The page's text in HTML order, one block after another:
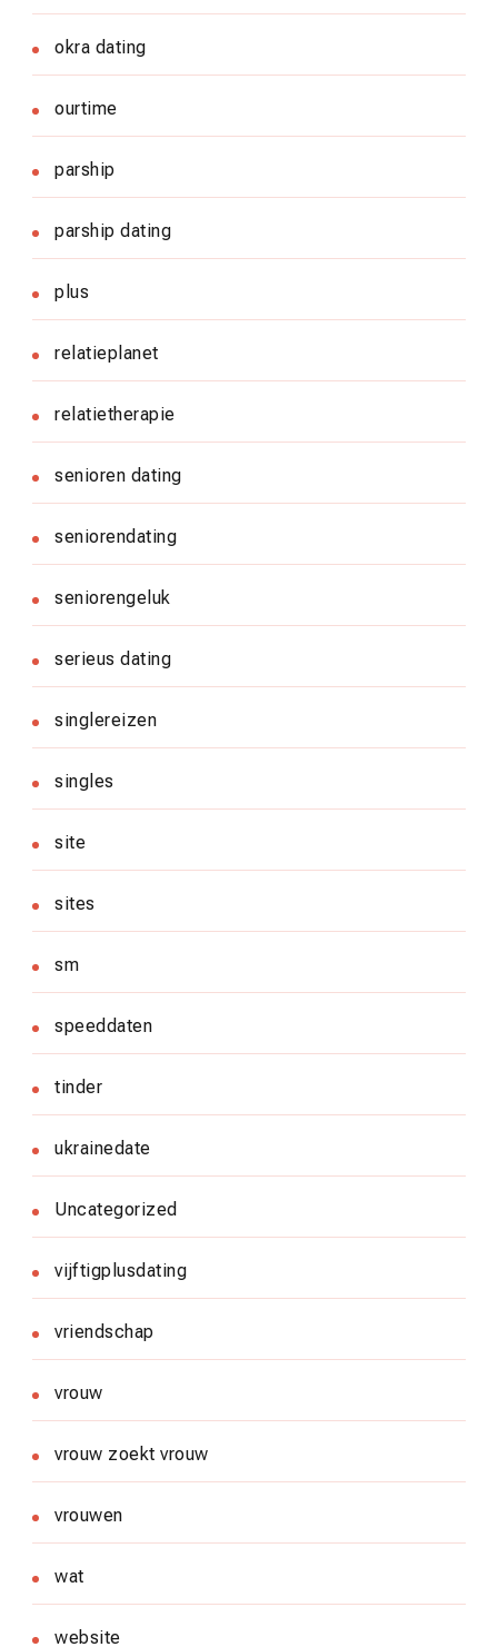
okra dating
ourtime
parship
parship dating
plus
relatieplanet
relatietherapie
senioren dating
seniorendating
seniorengeluk
serieus dating
singlereizen
singles
site
sites
sm
speeddaten
tinder
ukrainedate
Uncategorized
vijftigplusdating
vriendschap
vrouw
vrouw zoekt vrouw
vrouwen
wat
website